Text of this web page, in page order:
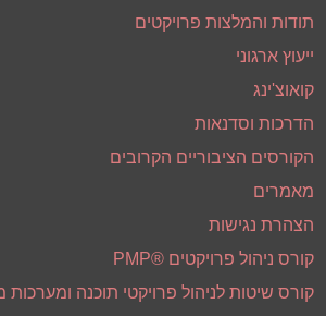
תודות והמלצות פרויקטים
ייעוץ ארגוני
קואוצ'ינג
הדרכות וסדנאות
הקורסים הציבוריים הקרובים
מאמרים
הצהרת נגישות
קורס ניהול פרויקטים ®PMP
קורס שיטות לניהול פרויקטי תוכנה ומערכות